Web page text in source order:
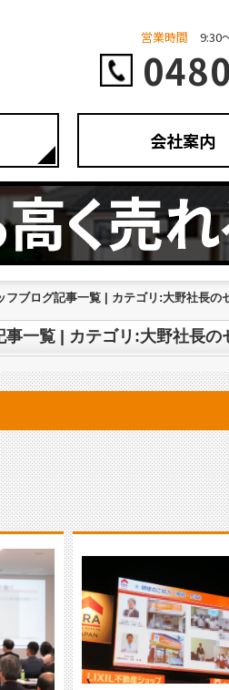
営業時間 9:30
会社案内
ブログ記事一覧 | カテゴリ:大野社長の
一覧 | カテゴリ:大野社長の